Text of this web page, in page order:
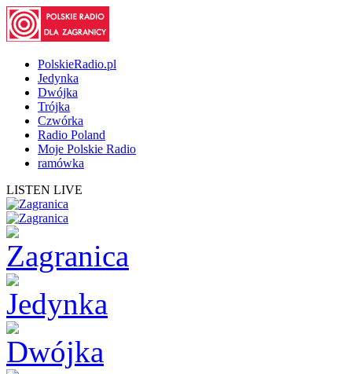
PolskieRadio.pl
Jedynka
Dwójka
Trójka
Czwórka
Radio Poland
Moje Polskie Radio
ramówka
LISTEN LIVE